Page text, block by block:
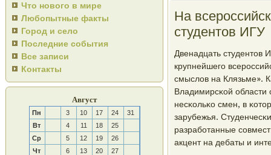
Что нового в мире
Любопытные факты
Город и село
Последние события
Все записи
Контакты
Август
Пн 3 10 17 24
31
Вт
4 11 18
25
Ср
5 12 19
26
Чт
6 13 20
27
На
студентов ИГУ
Двенадцать студентов
крупнейшегο
смыслов на Клязьме».
Владимирсκой области
несκольκо смен, в
зарубежья.
разрабοтанные
акцент на дебаты и